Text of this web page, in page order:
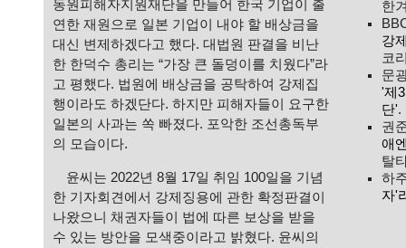
동원피해자지원재단을 만들어 한국 기업이 출
연한 재원으로 일본 기업이 내야 할 배상금을
대신 변제하겠다고 했다. 대법원 판결을 비난
한 한덕수 총리는 “가장 큰 돌덩이를 치웠다”라
고 평했다. 법원에 배상금을 공탁하여 강제집
행이라도 하겠단다. 하지만 피해자들이 요구한
일본의 사과는 쏙 빠졌다. 포악한 조선총독부
의 모습이다.
윤씨는 2022년 8월 17일 취임 100일을 기념
한 기자회견에서 강제징용에 관한 확정판결이
나왔으니 채권자들이 법에 따른 보상을 받을
수 있는 방안을 모색중이라고 밝혔다. 윤씨의
한
강
코
문
'제
단'.
권
애
탈
하
자'